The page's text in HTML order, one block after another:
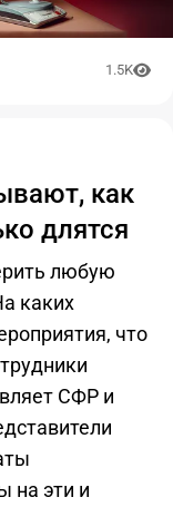
1.5K
как
длятся
любую
каких
что
СФР и
на эти и